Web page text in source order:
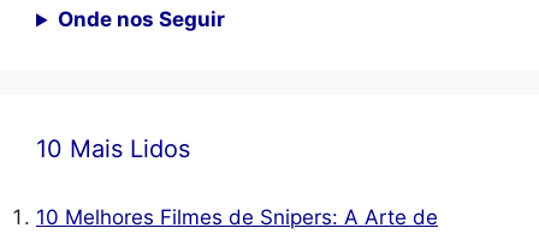
Onde nos Seguir
10 Mais Lidos
10 Melhores Filmes de Snipers: A Arte de